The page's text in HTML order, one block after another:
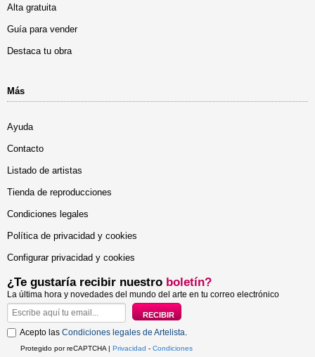
Alta gratuita
Guía para vender
Destaca tu obra
Más
Ayuda
Contacto
Listado de artistas
Tienda de reproducciones
Condiciones legales
Política de privacidad y cookies
Configurar privacidad y cookies
¿Te gustaría recibir nuestro boletín?
La última hora y novedades del mundo del arte en tu correo electrónico
Acepto las Condiciones legales de Artelista.
Protegido por reCAPTCHA | Privacidad - Condiciones